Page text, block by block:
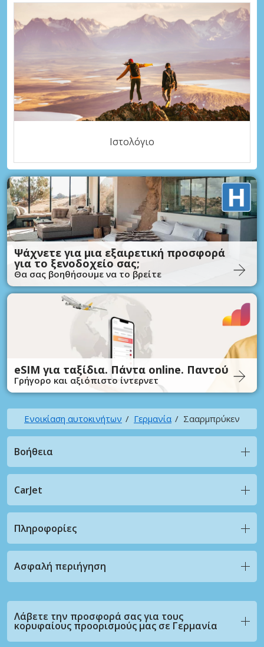
Ιστολόγιο
Ψάχνετε για μια εξαιρετική προσφορά
για το ξενοδοχείο σας;
Θα σας βοηθήσουμε να το βρείτε
eSIM για ταξίδια. Πάντα online. Παντού
Γρήγορο και αξιόπιστο ίντερνετ
Ενοικίαση αυτοκινήτων Γερμανία Σααρμπρύκεν
Βοήθεια
CarJet
Πληροφορίες
Ασφαλή περιήγηση
Λάβετε την προσφορά σας για τους
κορυφαίους προορισμούς μας σε Γερμανία